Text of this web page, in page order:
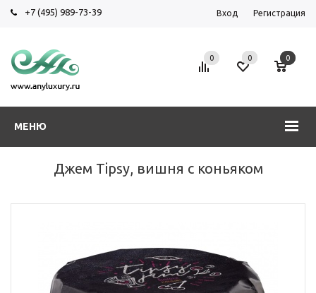
+7 (495) 989-73-39 Вход Регистрация
МЕНЮ
0 0 0
Джем Tipsy, вишня с коньяком